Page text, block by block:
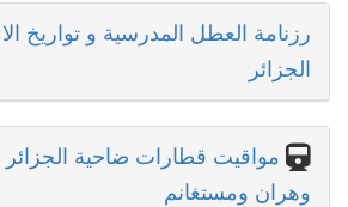
رزنامة العطل المدرسية و تواريخ
الجزائر
مواقيت قطارات ضاحية الجزائر
وهران ومستغانم